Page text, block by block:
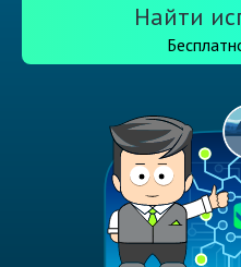
Найти